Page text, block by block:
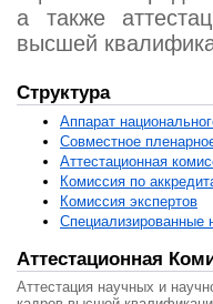
а также
высшей
Структура
Аппарат
Совместное
Аттестационная
Комиссия по
Комиссия экспертов
Специализированные
Аттестационная
Аттестация научных и